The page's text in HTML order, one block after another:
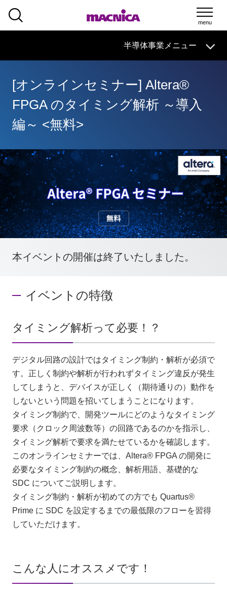
半導体事業メニュー
イベント・
セミナー 取扱メーカー
サポート
半導体事業HOME
マクニカの製品・サービス
イベント・セミナー
取扱メーカー
サポート
お問い合わせ
製品購入はこちら
半導体事業のメルマガ登録
[オンラインセミナー] Altera®
FPGA のタイミング解析 ～導入
編～ <無料>
本イベントの開催は終了いたしました。
イベントの特徴
タイミング解析って必要！？
デジタル回路の設計ではタイミング制約・解析が必須で
す。正しく制約や解析が行われずタイミング違反が発生
してしまうと、デバイスが正しく（期待通りの）動作を
しないという問題を招いてしまうことになります。
タイミング制約で、開発ツールにどのようなタイミング
要求（クロック周波数等）の回路であるのかを指示し、
タイミング解析で要求を満たせているかを確認します。
このオンラインセミナーでは、Altera® FPGA の開発に
必要なタイミング制約の概念、解析用語、基礎的な
SDC についてご説明します。
タイミング制約・解析が初めての方でも Quartus®
Prime に SDC を設定するまでの最低限のフローを習得
していただけます。
こんな人にオススメです！